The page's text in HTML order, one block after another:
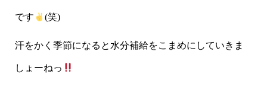
です (笑)
汗をかく季節になると水分補給をこまめにしていきま
しょーねっ